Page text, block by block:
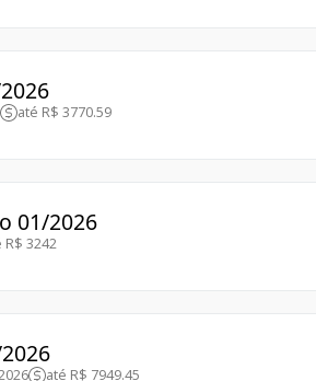
até R$ 3770.59
01/2026
R$ 3242
até R$ 7949.45